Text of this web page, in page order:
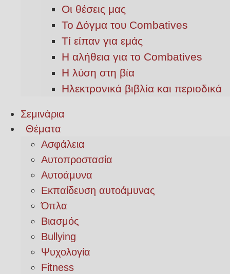
Οι θέσεις μας
Το Δόγμα του Combatives
Τί είπαν για εμάς
Η αλήθεια για το Combatives
Η λύση στη βία
Ηλεκτρονικά βιβλία και περιοδικά
Σεμινάρια
Θέματα
Ασφάλεια
Αυτοπροστασία
Αυτοάμυνα
Εκπαίδευση αυτοάμυνας
Όπλα
Βιασμός
Bullying
Ψυχολογία
Fitness